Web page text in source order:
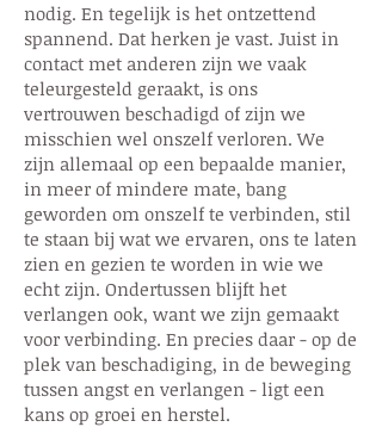
nodig. En tegelijk is het ontzettend
spannend. Dat herken je vast. Juist in
contact met anderen zijn we vaak
teleurgesteld geraakt, is ons
vertrouwen beschadigd of zijn we
misschien wel onszelf verloren. We
zijn allemaal op een bepaalde manier,
in meer of mindere mate, bang
geworden om onszelf te verbinden, stil
te staan bij wat we ervaren, ons te laten
zien en gezien te worden in wie we
echt zijn. Ondertussen blijft het
verlangen ook, want we zijn gemaakt
voor verbinding. En precies daar - op de
plek van beschadiging, in de beweging
tussen angst en verlangen - ligt een
kans op groei en herstel.